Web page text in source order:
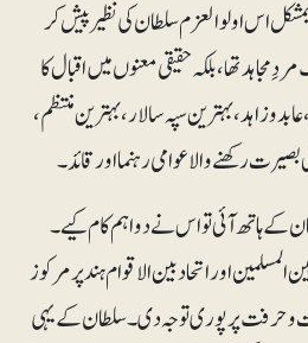
اس اولوالعزم سلطان کی نظیر پیش کر
تھا،بلکہ حقیقی معنوں میں اقبال کا
و زاہد، بہترین سپہ سالار، بہترین منتظم ،
رکھنے والا عوامی رہنما اور قائد۔
ہاتھ آئی تو اس نے دو اہم کام کیے۔
اور اتحاد بین الاقوام ہند پر مرکوز
حرفت پر پوری توجہ دی۔ سلطان کے یہی